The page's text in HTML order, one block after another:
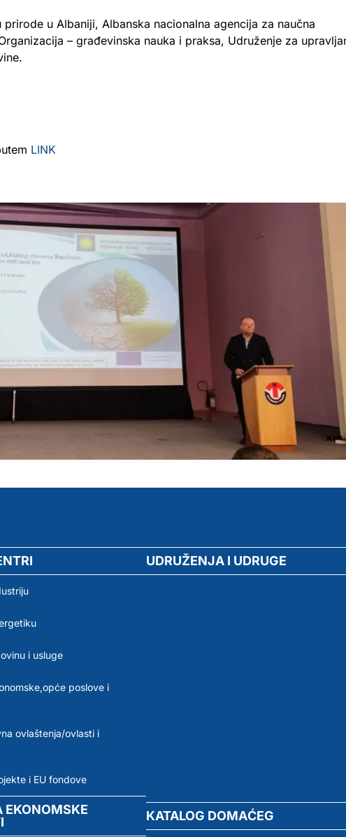
u Albaniji, Albanska nacionalna agencija za naučna
– građevinska nauka i praksa, Udruženje za
LINK
i usluge
poslove i
ovlaštenja/ovlasti i
i EU fondove
UDRUŽENJA I UDRUGE
KATALOG DOMAĆEG